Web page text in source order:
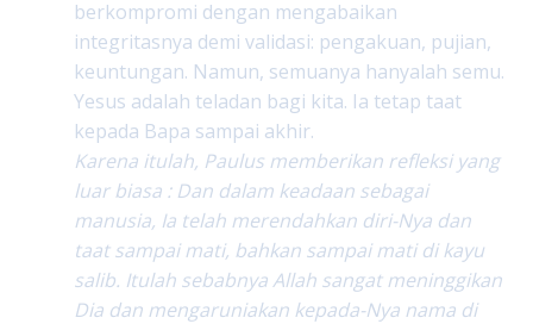
berkompromi dengan mengabaikan
integritasnya demi validasi: pengakuan, pujian,
keuntungan. Namun, semuanya hanyalah semu.
Yesus adalah teladan bagi kita. Ia tetap taat
kepada Bapa sampai akhir.
Karena itulah, Paulus memberikan refleksi yang
luar biasa : Dan dalam keadaan sebagai
manusia, Ia telah merendahkan diri-Nya dan
taat sampai mati, bahkan sampai mati di kayu
salib. Itulah sebabnya Allah sangat meninggikan
Dia dan mengaruniakan kepada-Nya nama di